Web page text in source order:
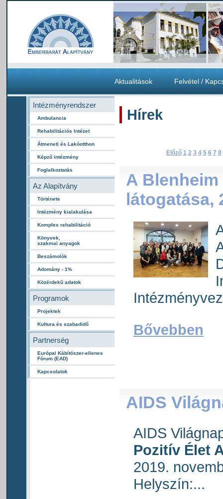
Aktualitások Felvétel /
Intézményrendszer
Ambulancia
Rehabilitációs Intézet
Átmeneti és Lakóotthon
Képző intézmény
Foglalkoztatás
Az Alapítvány
Története
Intézmény kialakulása
Komplex rehabilitáció
Könyvek,
szakmai anyagok
Beszámolók
Adomány - 1%
Közérdekű adatok
Programok
Projektek
Kultura és szabadidő
Partnerség
Európai Kábítószer-ellenes
Fórum (EAD)
Kapcsolatok
Hírek
Előző 1 2 3 4 5 6 7 8
A
látogatása,
Bővebben
AIDS
AIDS
Pozitív Élet
2019.
Helyszín:...